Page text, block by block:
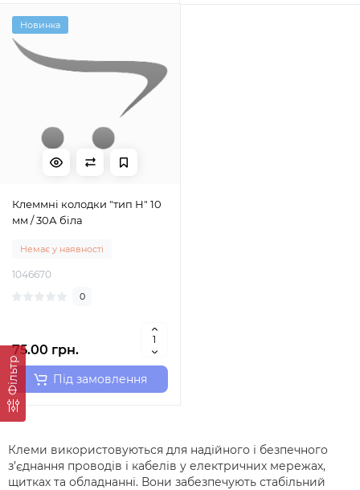
Фільтр
Новинка
Клеммні колодки "тип Н" 10
мм / 30А біла
Немає у наявності
1046670
0
75.00 грн.
Під замовлення
Клеми використовуються для надійного і безпечного
з’єднання проводів і кабелів у електричних мережах,
щитках та обладнанні. Вони забезпечують стабільний